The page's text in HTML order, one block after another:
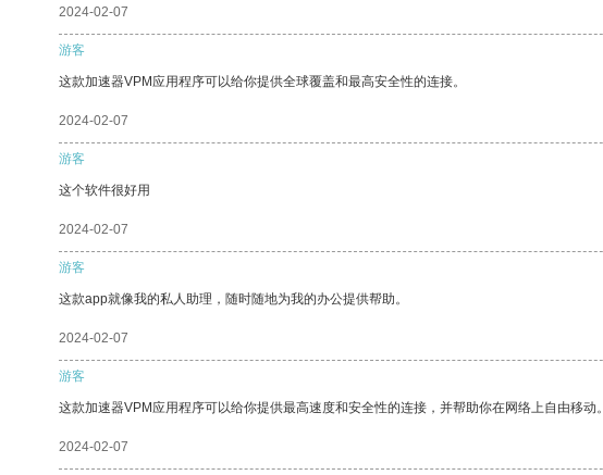
2024-02-07
游客
这款加速器VPM应用程序可以给你提供全球覆盖和最高安全性的连接。
2024-02-07
游客
这个软件很好用
2024-02-07
游客
这款app就像我的私人助理，随时随地为我的办公提供帮助。
2024-02-07
游客
这款加速器VPM应用程序可以给你提供最高速度和安全性的连接，并帮助你在网络上自由移动。
2024-02-07